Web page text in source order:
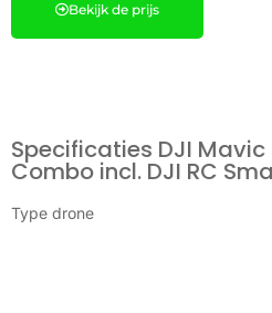
Bekijk de prijs
Specificaties DJI Mavic
Combo incl. DJI RC
Type drone